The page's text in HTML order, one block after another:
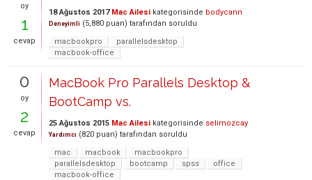
oy
1
cevap
18 Ağustos 2017 Mac Ailesi kategorisinde bodycann
Deneyimli (5,880 puan) tarafından soruldu
macbookpro
parallelsdesktop
macbook-office
0
oy
2
cevap
MacBook Pro Parallels Desktop &
BootCamp vs.
25 Ağustos 2015 Mac Ailesi kategorisinde selimozcay
Yardımcı (820 puan) tarafından soruldu
mac
macbook
macbookpro
parallelsdesktop
bootcamp spss
office
macbook-office